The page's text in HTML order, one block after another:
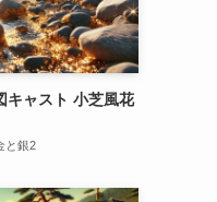
キャスト 小芝風花
と銀2